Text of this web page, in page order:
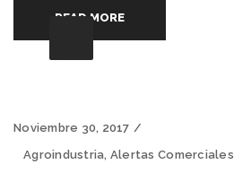
READ MORE
Noviembre 30, 2017
Agroindustria, Alertas Comerciales